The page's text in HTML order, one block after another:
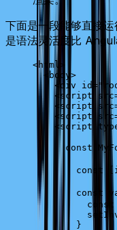
下面是一段能够直接
是语法灵活度比
< html >
  <
body >
    <
div id =
    <
script src
    <
script src
    <
script src
    <
script
      const
        const
[
        const
          const
        }